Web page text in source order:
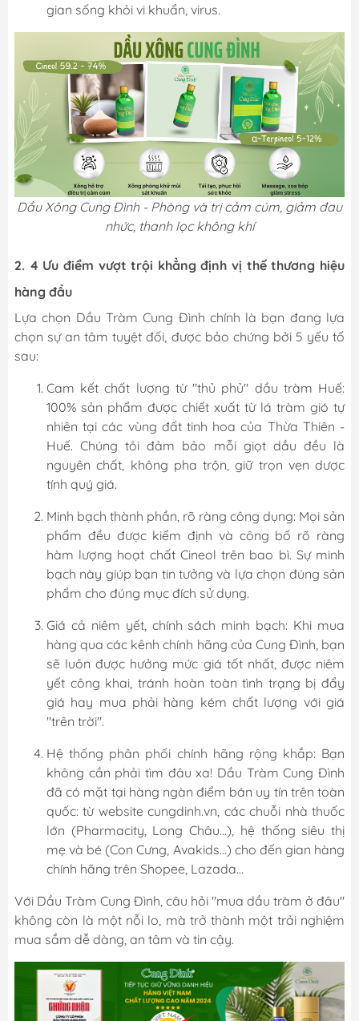
gian sống khỏi vi khuẩn, virus.
Dầu Xông Cung Đình - Phòng và trị cảm cúm, giảm đau
nhức, thanh lọc không khí
2. 4 Ưu điểm vượt trội khẳng định vị thế thương hiệu
hàng đầu
Lựa chọn Dầu Tràm Cung Đình chính là bạn đang lựa
chọn sự an tâm tuyệt đối, được bảo chứng bởi 5 yếu tố
sau:
Cam kết chất lượng từ "thủ phủ" dầu tràm Huế:
100% sản phẩm được chiết xuất từ lá tràm gió tự
nhiên tại các vùng đất tinh hoa của Thừa Thiên -
Huế. Chúng tôi đảm bảo mỗi giọt dầu đều là
nguyên chất, không pha trộn, giữ trọn vẹn dược
tính quý giá.
Minh bạch thành phần, rõ ràng công dụng: Mọi sản
phẩm đều được kiểm định và công bố rõ ràng
hàm lượng hoạt chất Cineol trên bao bì. Sự minh
bạch này giúp bạn tin tưởng và lựa chọn đúng sản
phẩm cho đúng mục đích sử dụng.
Giá cả niêm yết, chính sách minh bạch: Khi mua
hàng qua các kênh chính hãng của Cung Đình, bạn
sẽ luôn được hưởng mức giá tốt nhất, được niêm
yết công khai, tránh hoàn toàn tình trạng bị đẩy
giá hay mua phải hàng kém chất lượng với giá
"trên trời".
Hệ thống phân phối chính hãng rộng khắp: Bạn
không cần phải tìm đâu xa! Dầu Tràm Cung Đình
đã có mặt tại hàng ngàn điểm bán uy tín trên toàn
quốc: từ website cungdinh.vn, các chuỗi nhà thuốc
lớn (Pharmacity, Long Châu...), hệ thống siêu thị
mẹ và bé (Con Cưng, Avakids...) cho đến gian hàng
chính hãng trên Shopee, Lazada...
Với Dầu Tràm Cung Đình, câu hỏi "mua dầu tràm ở đâu"
không còn là một nỗi lo, mà trở thành một trải nghiệm
mua sắm dễ dàng, an tâm và tin cậy.